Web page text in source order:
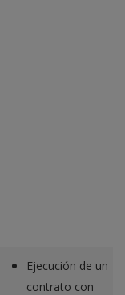
Ejecución de un
contrato con